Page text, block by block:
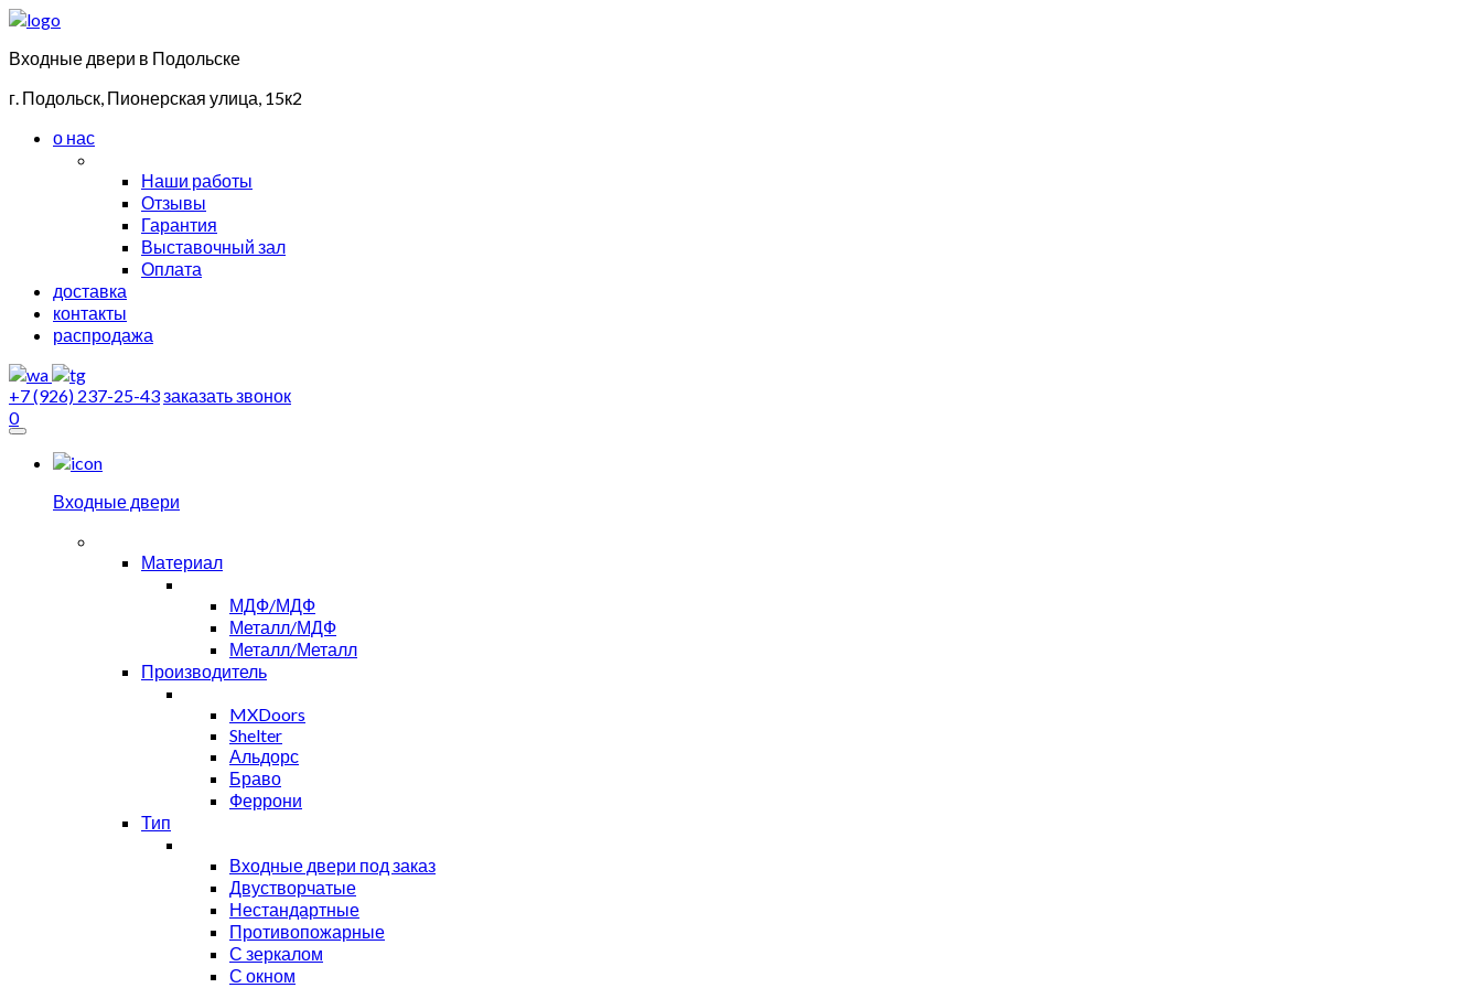
Входные двери в Подольске
г. Подольск, Пионерская улица, 15к2
о нас
Наши работы
Отзывы
Гарантия
Выставочный зал
Оплата
доставка
контакты
распродажа
+7 (926) 237-25-43заказать звонок
0
Входные двери
Материал
МДФ/МДФ
Металл/МДФ
Металл/Металл
Производитель
MXDoors
Shelter
Альдорс
Браво
Феррони
Тип
Входные двери под заказ
Двустворчатые
Нестандартные
Противопожарные
С зеркалом
С окном